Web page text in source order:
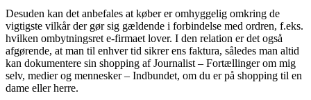
Desuden kan det anbefales at køber er omhyggelig omkring de
vigtigste vilkår der gør sig gældende i forbindelse med ordren, f.eks.
hvilken ombytningsret e-firmaet lover. I den relation er det også
afgørende, at man til enhver tid sikrer ens faktura, således man altid
kan dokumentere sin shopping af Journalist – Fortællinger om mig
selv, medier og mennesker – Indbundet, om du er på shopping til en
dame eller herre.